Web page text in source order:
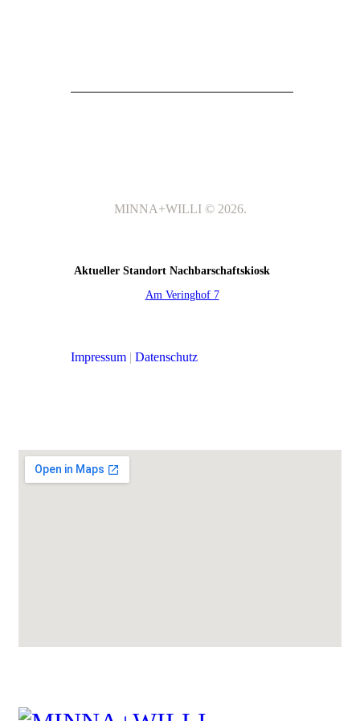
MINNA+WILLI © 2026.
Aktueller Standort Nachbarschaftskiosk
Am Veringhof 7
Impressum | Datenschutz